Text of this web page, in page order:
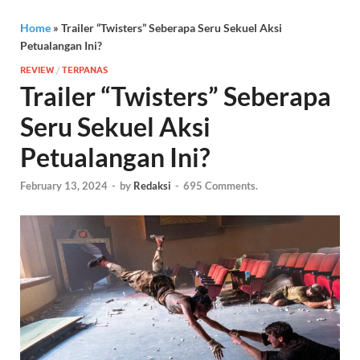
Home » Trailer “Twisters” Seberapa Seru Sekuel Aksi
Petualangan Ini?
REVIEW / TERPANAS
Trailer “Twisters” Seberapa
Seru Sekuel Aksi
Petualangan Ini?
February 13, 2024 - by Redaksi - 695 Comments.